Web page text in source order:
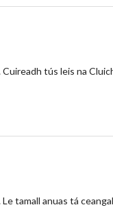
tús leis na
tamall anuas tá